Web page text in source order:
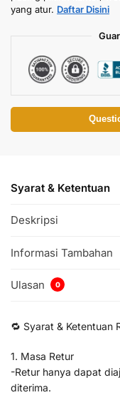
yang atur. Daftar Disini
Syarat & Ketentuan
Deskripsi
Informasi Tambahan
Ulasan 0
🔁 Syarat & Ketentuan
1. Masa Retur
-Retur hanya dapat
diterima.